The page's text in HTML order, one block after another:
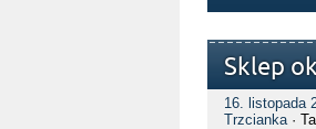
Sklep
16. listopada
Trzcianka·